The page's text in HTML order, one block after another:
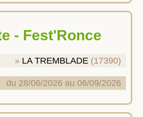
- Fest'Ronce
LA TREMBLADE (17390)
du 28/06/2026 au 06/09/2026